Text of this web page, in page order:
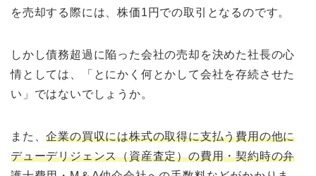
を売却する際には、株価1円での取引となるのです。
しかし債務超過に陥った会社の売却を決めた社長の心
情としては、「とにかく何とかして会社を存続させた
い」ではないでしょうか。
また、企業の買収には株式の取得に支払う費用の他に
デューデリジェンス（資産査定）の費用・契約時の弁